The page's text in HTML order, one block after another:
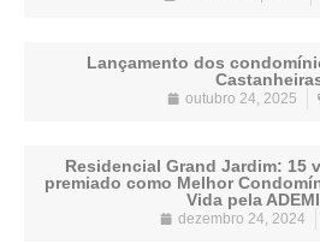
Lançamento dos
outubro 24, 2025
Residencial Grand Jardim: 15
premiado como Melhor
Vida pela
dezembro 24, 2024